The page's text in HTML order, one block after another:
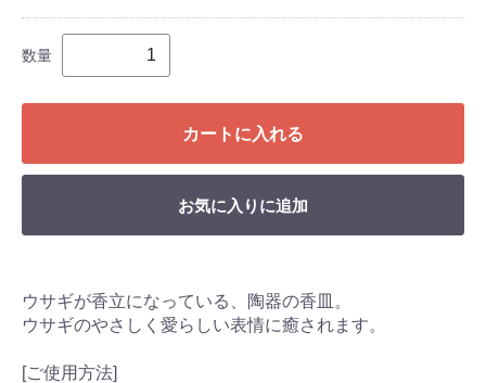
数量
カートに入れる
お気に入りに追加
ウサギが香立になっている、陶器の香皿。
ウサギのやさしく愛らしい表情に癒されます。
[ご使用方法]